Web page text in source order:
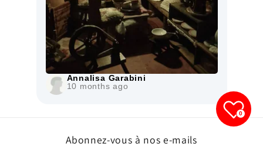
Annalisa Garabini
10 months ago
Abonnez-vous à nos e-mails
0